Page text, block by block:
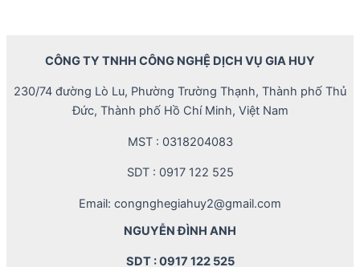
CÔNG TY TNHH CÔNG NGHỆ DỊCH VỤ GIA HUY
230/74 đường Lò Lu, Phường Trường Thạnh, Thành phố Thủ
Đức, Thành phố Hồ Chí Minh, Việt Nam
MST : 0318204083
SDT : 0917 122 525
Email: congnghegiahuy2@gmail.com
NGUYỄN ĐÌNH ANH
SDT : 0917 122 525